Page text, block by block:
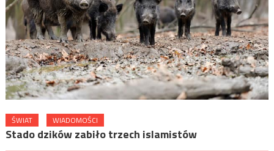
ŚWIAT WIADOMOŚCI
Stado dzików zabiło trzech islamistów